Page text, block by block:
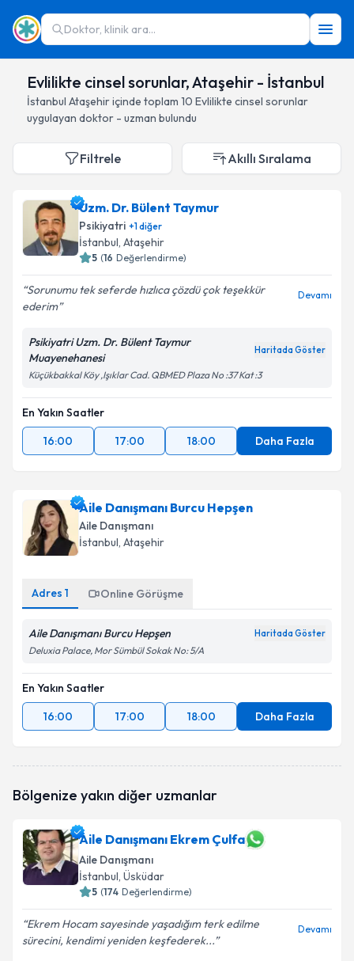
Doktor, klinik ara...
Evlilikte cinsel sorunlar, Ataşehir - İstanbul
İstanbul Ataşehiriçinde toplam 10 Evlilikte cinsel sorunlar
uygulayan doktor - uzman bulundu
Filtrele Akıllı Sıralama
Uzm. Dr. Bülent Taymur
Psikiyatri +1diğer
İstanbul, Ataşehir
5 (16 Değerlendirme)
Sorunumu tek seferde hızlıca çözdü çok teşekkür
ederim
Devamı
Psikiyatri Uzm. Dr. Bülent Taymur
Muayenehanesi
Haritada Göster
Küçükbakkal Köy ,Işıklar Cad. QBMED Plaza No :37 Kat :3
En Yakın Saatler
16:00
17:00 18:00 Daha Fazla
Aile Danışmanı Burcu Hepşen
Aile Danışmanı
İstanbul, Ataşehir
Adres 1 Online Görüşme
Aile Danışmanı Burcu Hepşen Haritada Göster
Deluxia Palace, Mor Sümbül Sokak No: 5/A
En Yakın Saatler
16:00
17:00 18:00 Daha Fazla
Bölgenize yakın diğer uzmanlar
Aile Danışmanı Ekrem Çulfa
Aile Danışmanı
İstanbul, Üsküdar
5 (174 Değerlendirme)
Ekrem Hocam sayesinde yaşadığım terk edilme
sürecini, kendimi yeniden keşfederek...
Devamı